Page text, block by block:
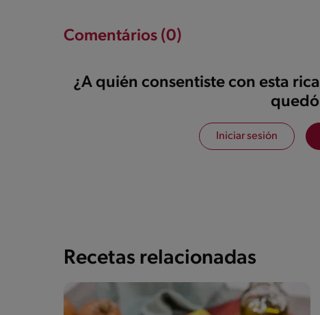
Comentários (0)
¿A quién consentiste con esta
Iniciar sesión
Recetas relacionadas